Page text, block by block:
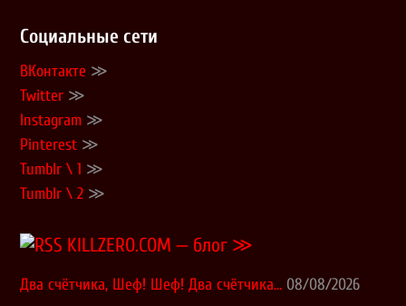
Социальные сети
ВКонтакте ≫
Twitter ≫
Instagram ≫
Pinterest ≫
Tumblr \ 1 ≫
Tumblr \ 2 ≫
KILLZERO.COM — блог ≫
Два счётчика, Шеф! Шеф! Два счётчика… 08/08/2026